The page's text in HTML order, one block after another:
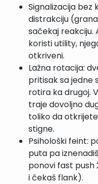
Signalizacija bez
distrakciju
sačekaj reakciju.
koristi utility,
otkriveni.
Lažna rotacija:
pritisak sa jedne
rotira ka drugoj.
traje dovoljno
toliko da
stigne.
Psihološki feint:
puta pa
ponovi fast push
i čekaš flank).